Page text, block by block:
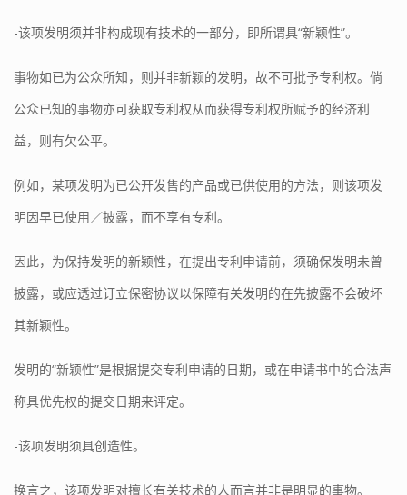
-该项发明须并非构成现有技术的一部分，即所谓具“新颖性”。
事物如已为公众所知，则并非新颖的发明，故不可批予专利权。倘
公众已知的事物亦可获取专利权从而获得专利权所赋予的经济利
益，则有欠公平。
例如，某项发明为已公开发售的产品或已供使用的方法，则该项发
明因早已使用／披露，而不享有专利。
因此，为保持发明的新颖性，在提出专利申请前，须确保发明未曾
披露，或应透过订立保密协议以保障有关发明的在先披露不会破坏
其新颖性。
发明的“新颖性”是根据提交专利申请的日期，或在申请书中的合法声
称具优先权的提交日期来评定。
-该项发明须具创造性。
换言之，该项发明对擅长有关技术的人而言并非是明显的事物。